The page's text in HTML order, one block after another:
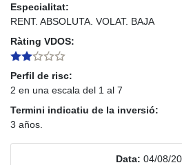
Especialitat:
RENT. ABSOLUTA. VOLAT. BAJA
Ràting VDOS:
Perfil de risc:
2 en una escala del 1 al 7
Termini indicatiu de la inversió:
3 años.
Data: 04/08/